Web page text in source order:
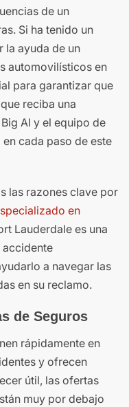
de un
Si ha tenido un
la ayuda de un
automovilísticos en
para garantizar que
reciba una
Al y el equipo de
cada paso de este
las razones clave por
en
Lauderdale es una
accidente
a navegar las
en su reclamo.
de Seguros
rápidamente en
y ofrecen
útil, las ofertas
muy por debajo